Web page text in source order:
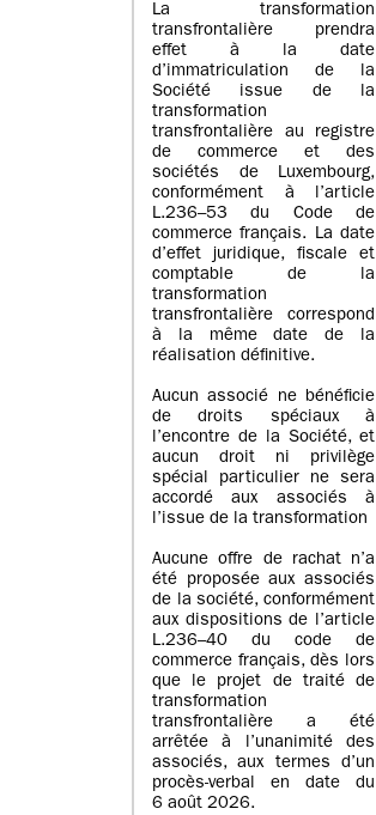
La transformation
transfrontalière prendra
effet à la date
d’immatriculation de la
Société issue de la
transformation
transfrontalière au registre
de commerce et des
sociétés de Luxembourg,
conformément à l’article
L.236–53 du Code de
commerce français. La date
d’effet juridique, fiscale et
comptable de la
transformation
transfrontalière correspond
à la même date de la
réalisation définitive.
Aucun associé ne bénéficie
de droits spéciaux à
l’encontre de la Société, et
aucun droit ni privilège
spécial particulier ne sera
accordé aux associés à
l’issue de la transformation
Aucune offre de rachat n’a
été proposée aux associés
de la société, conformément
aux dispositions de l’article
L.236–40 du code de
commerce français, dès lors
que le projet de traité de
transformation
transfrontalière a été
arrêtée à l’unanimité des
associés, aux termes d’un
procès-verbal en date du
6 août 2026.